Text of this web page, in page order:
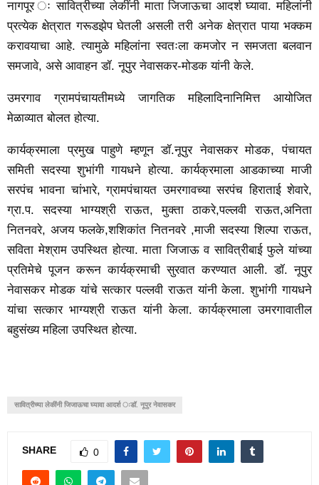
नागपूर ः सावित्रीच्या लेकींनी माता जिजाऊचा आदर्श घ्यावा. महिलांनी
प्रत्येक क्षेत्रात गरूडझेप घेतली असली तरी अनेक क्षेत्रात पाया भक्कम
करावयाचा आहे. त्यामुळे महिलांना स्वतःला कमजोर न समजता बलवान
समजावे, असे आवाहन डॉ. नूपुर नेवासकर-मोडक यांनी केले.
उमरगाव ग्रामपंचायतीमध्ये जागतिक महिलादिनानिमित्त आयोजित
मेळाव्यात बोलत होत्या.
कार्यक्रमाला प्रमुख पाहुणे म्हणून डॉ.नूपुर नेवासकर मोडक, पंचायत
समिती सदस्या शुभांगी गायधने होत्या. कार्यक्रमाला आडकाच्या माजी
सरपंच भावना चांभारे, ग्रामपंचायत उमरगावच्या सरपंच हिराताई शेवारे,
ग्रा.प. सदस्या भाग्यश्री राऊत, मुक्ता ठाकरे,पल्लवी राऊत,अनिता
नितनवरे, अजय फलके,शशिकांत नितनवरे ,माजी सदस्या शिल्पा राऊत,
सविता मेश्राम उपस्थित होत्या. माता जिजाऊ व सावित्रीबाई फुले यांच्या
प्रतिमेचे पूजन करून कार्यक्रमाची सुरवात करण्यात आली. डॉ. नूपुर
नेवासकर मोडक यांचे सत्कार पल्लवी राऊत यांनी केला. शुभांगी गायधने
यांचा सत्कार भाग्यश्री राऊत यांनी केला. कार्यक्रमाला उमरगावातील
बहुसंख्य महिला उपस्थित होत्या.
सावित्रीच्या लेकींनी जिजाऊचा घ्यावा आदर्श ःडॉ. नूपुर नेवासकर
SHARE 0